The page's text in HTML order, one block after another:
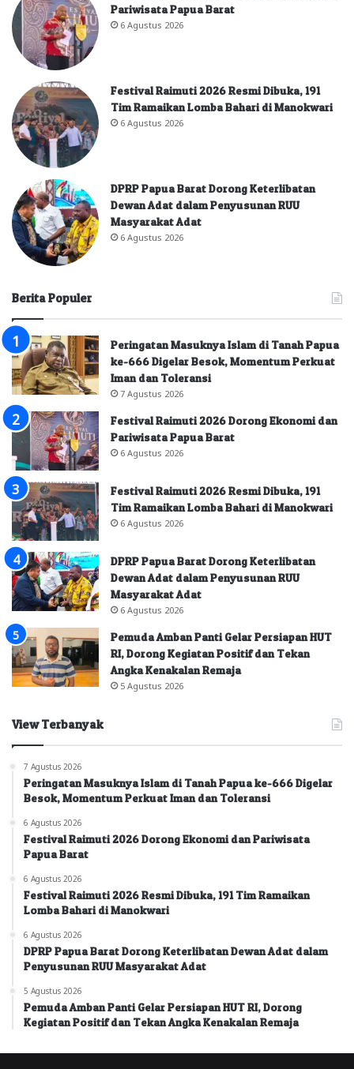
Pariwisata Papua Barat
6 Agustus 2026
Festival Raimuti 2026 Resmi Dibuka, 191
Tim Ramaikan Lomba Bahari di Manokwari
6 Agustus 2026
DPRP Papua Barat Dorong Keterlibatan
Dewan Adat dalam Penyusunan RUU
Masyarakat Adat
6 Agustus 2026
Berita Populer
Peringatan Masuknya Islam di Tanah Papua
ke-666 Digelar Besok, Momentum Perkuat
Iman dan Toleransi
7 Agustus 2026
Festival Raimuti 2026 Dorong Ekonomi dan
Pariwisata Papua Barat
6 Agustus 2026
Festival Raimuti 2026 Resmi Dibuka, 191
Tim Ramaikan Lomba Bahari di Manokwari
6 Agustus 2026
DPRP Papua Barat Dorong Keterlibatan
Dewan Adat dalam Penyusunan RUU
Masyarakat Adat
6 Agustus 2026
Pemuda Amban Panti Gelar Persiapan HUT
RI, Dorong Kegiatan Positif dan Tekan
Angka Kenakalan Remaja
5 Agustus 2026
View Terbanyak
7 Agustus 2026
Peringatan Masuknya Islam di Tanah Papua ke-666 Digelar
Besok, Momentum Perkuat Iman dan Toleransi
6 Agustus 2026
Festival Raimuti 2026 Dorong Ekonomi dan Pariwisata
Papua Barat
6 Agustus 2026
Festival Raimuti 2026 Resmi Dibuka, 191 Tim Ramaikan
Lomba Bahari di Manokwari
6 Agustus 2026
DPRP Papua Barat Dorong Keterlibatan Dewan Adat dalam
Penyusunan RUU Masyarakat Adat
5 Agustus 2026
Pemuda Amban Panti Gelar Persiapan HUT RI, Dorong
Kegiatan Positif dan Tekan Angka Kenakalan Remaja